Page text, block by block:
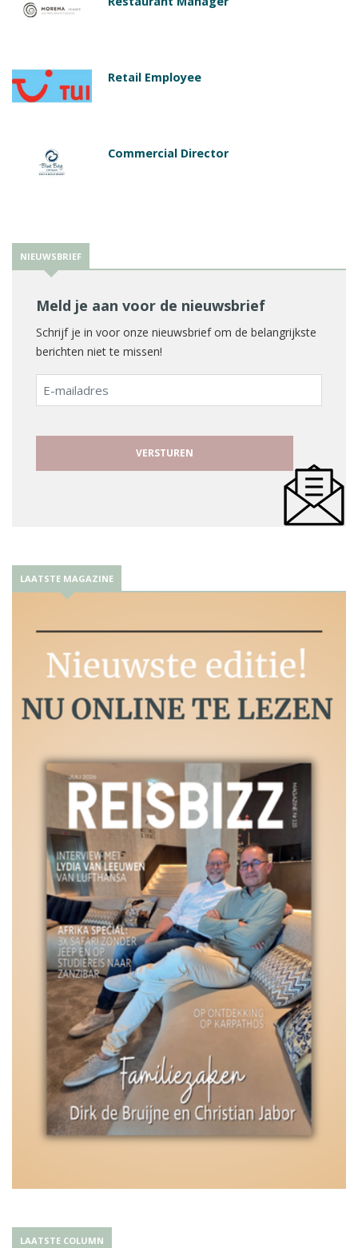
Retail Employee
Commercial Director
NIEUWSBRIEF
Meld je aan voor de nieuwsbrief
Schrijf je in voor onze nieuwsbrief om de belangrijkste
berichten niet te missen!
E-
mailadres
LAATSTE MAGAZINE
LAATSTE COLUMN